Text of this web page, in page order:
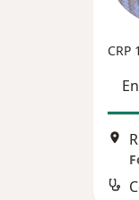
CRP